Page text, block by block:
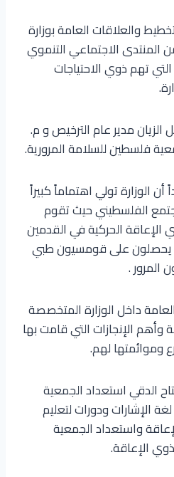
والعلاقات العامة بوزارة
المنتدى الاجتماعي التنموي
تهم ذوي الاحتياجات
مدير عام الترخيص و م.
فلسطين للسلامة المرورية.
الوزارة تولي اهتماماً كبيراً
الفلسطيني حيث تقوم
الحركية في القدمين
يحصلون على قومسيون طبي
داخل الوزارة المتخصصة
الإنجازات التي قامت بها
وموائمتها لهم.
الدقي استعداد الجمعية
الإشارات ودورات لتعليم
واستعداد الجمعية
الإعاقة.